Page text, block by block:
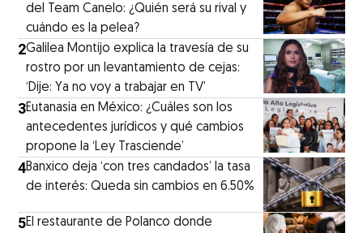
del Team Canelo: ¿Quién será su rival y
cuándo es la pelea?
2Galilea Montijo explica la travesía de su
rostro por un levantamiento de cejas:
‘Dije: Ya no voy a trabajar en TV’
3Eutanasia en México: ¿Cuáles son los
antecedentes jurídicos y qué cambios
propone la ‘Ley Trasciende’
4Banxico deja ‘con tres candados’ la tasa
de interés: Queda sin cambios en 6.50%
5El restaurante de Polanco donde